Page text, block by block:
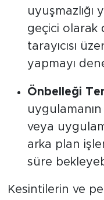
uyuşmazlığı
geçici olarak
tarayıcısı
yapmayı
Önbelleği
veya
arka plan
süre
Kesintilerin ve